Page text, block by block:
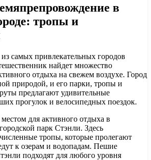
в
тропы и
самых привлекательных городов
найдет множество
отдыха на свежем воздухе. Город
природой, и его парки, тропы и
предлагают удивительные
прогулок и велосипедных поездок.
для активного отдыха в
парк Стэнли. Здесь
тропы, которые пролегают
к озерам и водопадам. Пешие
подходят для любого уровня